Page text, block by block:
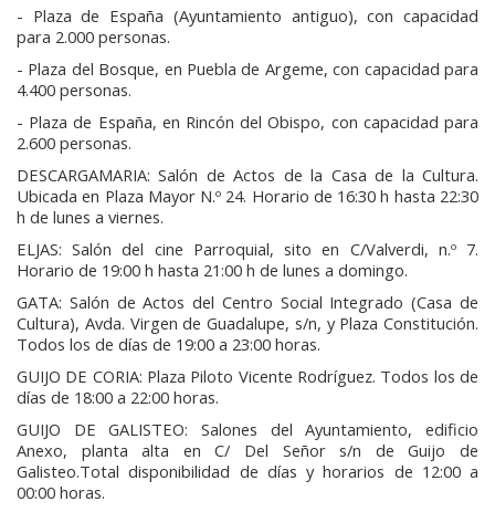
- Plaza de España (Ayuntamiento antiguo), con capacidad
para 2.000 personas.
- Plaza del Bosque, en Puebla de Argeme, con capacidad para
4.400 personas.
- Plaza de España, en Rincón del Obispo, con capacidad para
2.600 personas.
DESCARGAMARIA: Salón de Actos de la Casa de la Cultura.
Ubicada en Plaza Mayor N.º 24. Horario de 16:30 h hasta 22:30
h de lunes a viernes.
ELJAS: Salón del cine Parroquial, sito en C/Valverdi, n.º 7.
Horario de 19:00 h hasta 21:00 h de lunes a domingo.
GATA: Salón de Actos del Centro Social Integrado (Casa de
Cultura), Avda. Virgen de Guadalupe, s/n, y Plaza Constitución.
Todos los de días de 19:00 a 23:00 horas.
GUIJO DE CORIA: Plaza Piloto Vicente Rodríguez. Todos los de
días de 18:00 a 22:00 horas.
GUIJO DE GALISTEO: Salones del Ayuntamiento, edificio
Anexo, planta alta en C/ Del Señor s/n de Guijo de
Galisteo.Total disponibilidad de días y horarios de 12:00 a
00:00 horas.